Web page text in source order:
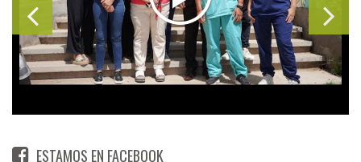
ESTAMOS EN FACEBOOK